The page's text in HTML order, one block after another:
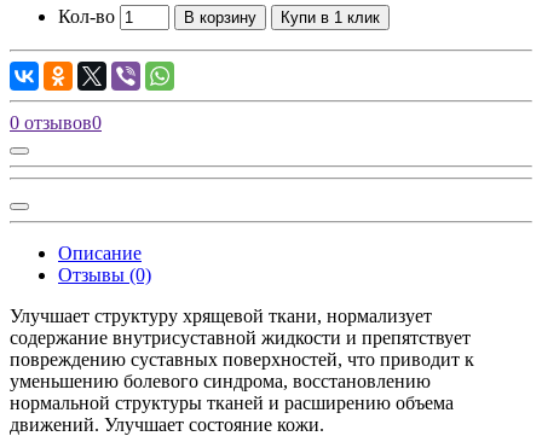
Кол-во В корзину Купи в 1 клик
0 отзывов0
Описание
Отзывы (0)
Улучшает структуру хрящевой ткани, нормализует
содержание внутрисуставной жидкости и препятствует
повреждению суставных поверхностей, что приводит к
уменьшению болевого синдрома, восстановлению
нормальной структуры тканей и расширению объема
движений. Улучшает состояние кожи.